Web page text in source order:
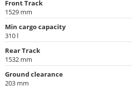
Front Track
1529 mm
Min cargo capacity
310 l
Rear Track
1532 mm
Ground clearance
203 mm